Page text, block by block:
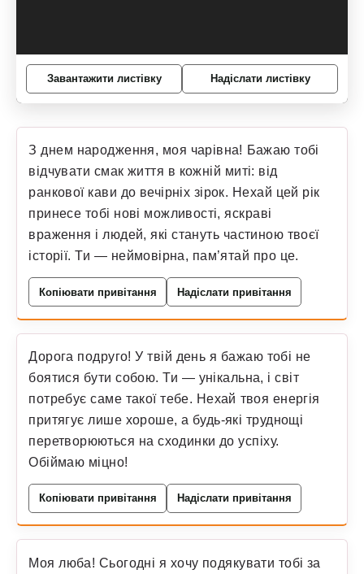
Завантажити листівку Надіслати листівку
З днем народження, моя чарівна! Бажаю тобі
відчувати смак життя в кожній миті: від
ранкової кави до вечірніх зірок. Нехай цей рік
принесе тобі нові можливості, яскраві
враження і людей, які стануть частиною твоєї
історії. Ти — неймовірна, пам’ятай про це.
Копіювати привітання Надіслати привітання
Дорога подруго! У твій день я бажаю тобі не
боятися бути собою. Ти — унікальна, і світ
потребує саме такої тебе. Нехай твоя енергія
притягує лише хороше, а будь-які труднощі
перетворюються на сходинки до успіху.
Обіймаю міцно!
Копіювати привітання Надіслати привітання
Моя люба! Сьогодні я хочу подякувати тобі за